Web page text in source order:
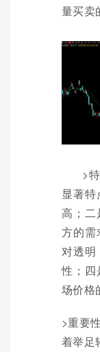
量买卖
>
显著
高；二
方的
对透
性；
场价格
>重要
着举足